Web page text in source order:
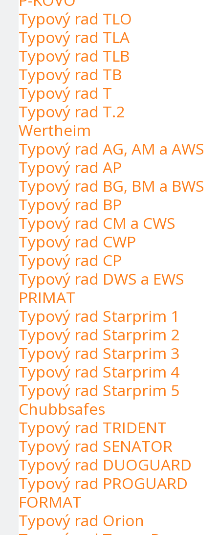
Typový rad TLO
Typový rad TLA
Typový rad TLB
Typový rad TB
Typový rad T
Typový rad T.2
Wertheim
Typový rad AG, AM a AWS
Typový rad AP
Typový rad BG, BM a BWS
Typový rad BP
Typový rad CM a CWS
Typový rad CWP
Typový rad CP
Typový rad DWS a EWS
PRIMAT
Typový rad Starprim 1
Typový rad Starprim 2
Typový rad Starprim 3
Typový rad Starprim 4
Typový rad Starprim 5
Chubbsafes
Typový rad TRIDENT
Typový rad SENATOR
Typový rad DUOGUARD
Typový rad PROGUARD
FORMAT
Typový rad Orion